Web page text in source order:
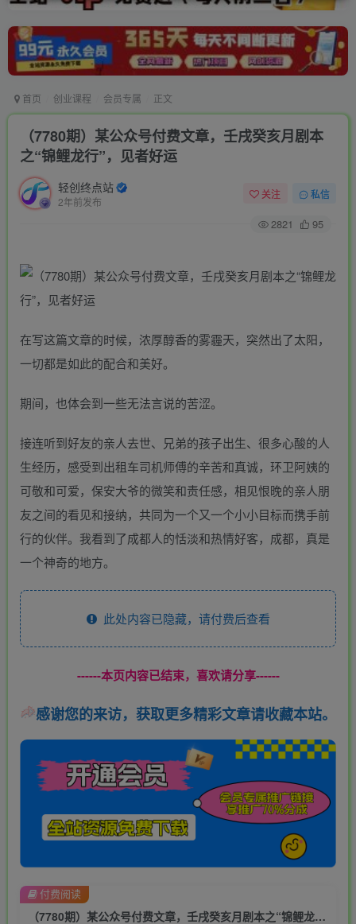
首页 创业课程 会员专属 正文
（7780期）某公众号付费文章，壬戌癸亥月剧本
之“锦鲤龙行”，见者好运
轻创终点站
2年前发布
关注 私信
2821 95
在写这篇文章的时候，浓厚醇香的雾霾天，突然出了太阳，
一切都是如此的配合和美好。
期间，也体会到一些无法言说的苦涩。
接连听到好友的亲人去世、兄弟的孩子出生、很多心酸的人
生经历，感受到出租车司机师傅的辛苦和真诚，环卫阿姨的
可敬和可爱，保安大爷的微笑和责任感，相见恨晚的亲人朋
友之间的看见和接纳，共同为一个又一个小小目标而携手前
行的伙伴。我看到了成都人的恬淡和热情好客，成都，真是
一个神奇的地方。
此处内容已隐藏，请付费后查看
------本页内容已结束，喜欢请分享------
感谢您的来访，获取更多精彩文章请收藏本站。
（7780期）某公众号付费文章，壬戌癸亥月剧本之“锦鲤龙行”，见者好运
付费阅读